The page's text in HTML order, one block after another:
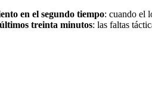
en el segundo tiempo: cuando el
treinta minutos: las faltas